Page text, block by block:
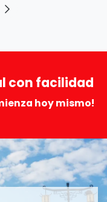
con facilidad
hoy mismo!